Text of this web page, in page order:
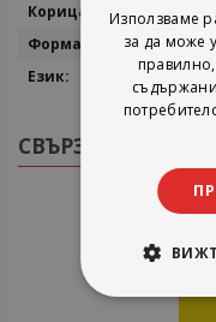
електронна
Epub
български
СВЪРЗАНИ
Използваме
за да може